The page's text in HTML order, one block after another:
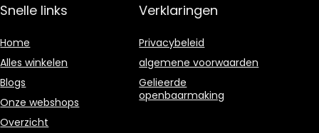
Snelle links
Home
Alles winkelen
Blogs
Onze webshops
Overzicht
Verklaringen
Privacybeleid
algemene voorwaarden
Gelieerde
openbaarmaking